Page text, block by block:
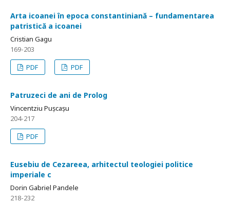
Arta icoanei în epoca constantiniană – fundamentarea
patristică a icoanei
Cristian Gagu
169-203
PDF
PDF
Patruzeci de ani de Prolog
Vincentziu Pușcașu
204-217
PDF
Eusebiu de Cezareea, arhitectul teologiei politice
imperiale c
Dorin Gabriel Pandele
218-232